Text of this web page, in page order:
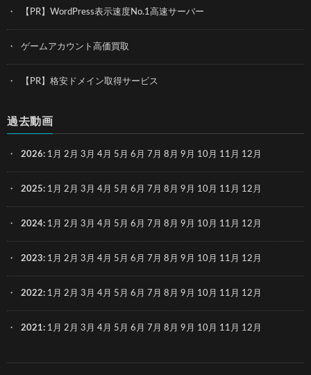
【PR】WordPress表示速度No.1高速サーバー
ゲームアカウント高価買取
【PR】格安ドメイン取得サービス
過去動画
2026: 1月 2月 3月 4月 5月 6月 7月 8月 9月 10月 11月 12月
2025: 1月 2月 3月 4月 5月 6月 7月 8月 9月 10月 11月 12月
2024: 1月 2月 3月 4月 5月 6月 7月 8月 9月 10月 11月 12月
2023: 1月 2月 3月 4月 5月 6月 7月 8月 9月 10月 11月 12月
2022: 1月 2月 3月 4月 5月 6月 7月 8月 9月 10月 11月 12月
2021: 1月 2月 3月 4月 5月 6月 7月 8月 9月 10月 11月 12月